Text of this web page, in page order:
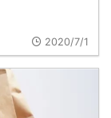
2020/7/1